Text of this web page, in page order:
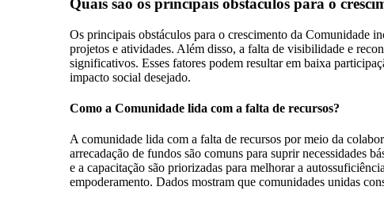
Quais são os principais obstáculos para o
Os principais obstáculos para o crescimento da Comunidade
projetos e atividades. Além disso, a falta de visibilidade e
significativos. Esses fatores podem resultar em baixa
impacto social desejado.
Como a Comunidade lida com a falta de recursos?
A comunidade lida com a falta de recursos por meio da
arrecadação de fundos são comuns para suprir necessidades
e a capacitação são priorizadas para melhorar a
empoderamento. Dados mostram que comunidades unidas